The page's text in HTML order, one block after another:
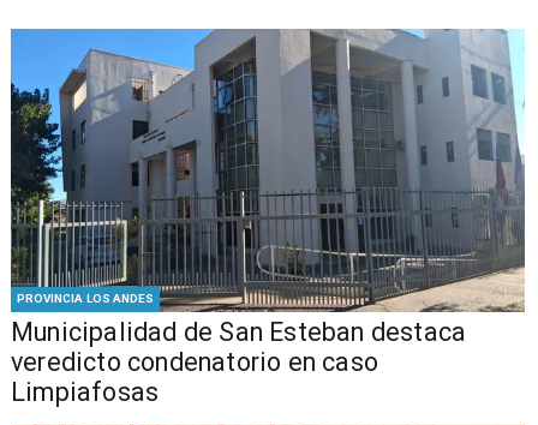
PROVINCIA LOS ANDES
Municipalidad de San Esteban destaca
veredicto condenatorio en caso
Limpiafosas